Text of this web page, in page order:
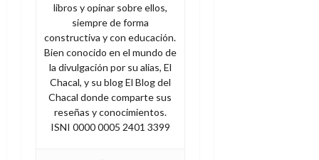
libros y opinar sobre ellos,
siempre de forma
constructiva y con educación.
Bien conocido en el mundo de
la divulgación por su alias, El
Chacal, y su blog El Blog del
Chacal donde comparte sus
reseñas y conocimientos.
ISNI 0000 0005 2401 3399